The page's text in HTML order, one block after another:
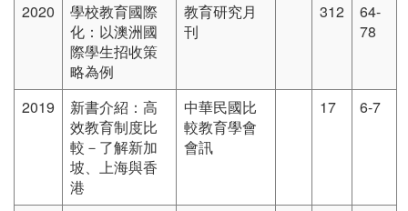
2020
學校教育國際
化：以澳洲國
際學生招收策
略為例
教育研究月
刊
312
64-
78
2019
新書介紹：高
效教育制度比
較－了解新加
坡、上海與香
港
中華民國比
較教育學會
會訊
17 6-7